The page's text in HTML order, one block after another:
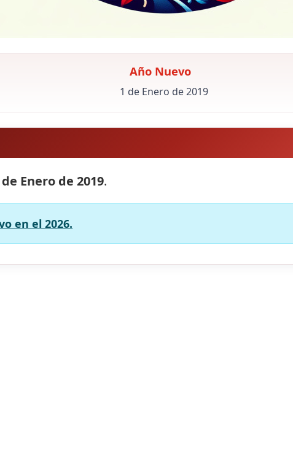
Año Nuevo
1 de Enero de 2019
de Enero de 2019.
en el 2026.